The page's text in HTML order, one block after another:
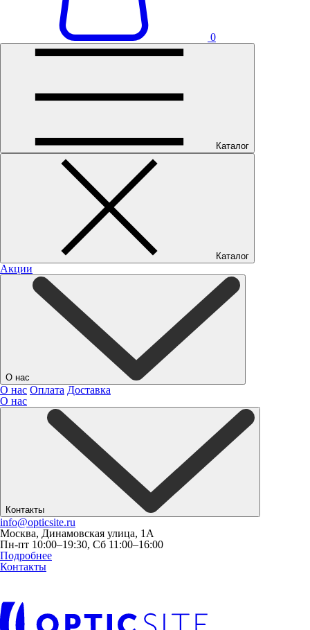
0
Каталог
Каталог
Акции
О нас
О нас Оплата Доставка
О нас
Контакты
info@opticsite.ru
Москва, Динамовская улица, 1А
Пн-пт 10:00–19:30, Сб 11:00–16:00
Подробнее
Контакты